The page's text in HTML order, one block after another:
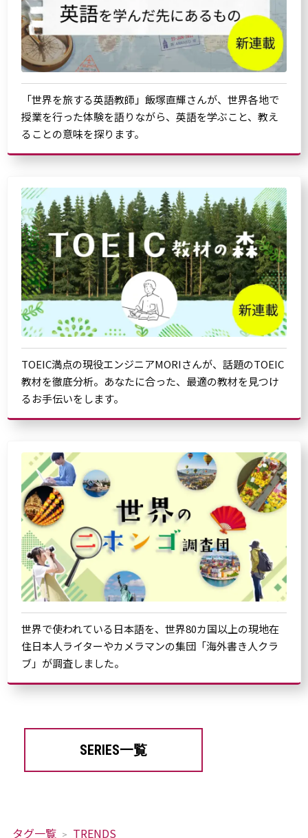
「世界を旅する英語教師」飯塚直輝さんが、世界各地で
授業を行った体験を語りながら、英語を学ぶこと、教え
ることの意味を探ります。
TOEIC満点の現役エンジニアMORIさんが、話題のTOEIC
教材を徹底分析。あなたに合った、最適の教材を見つけ
るお手伝いをします。
世界で使われている日本語を、世界80カ国以上の現地在
住日本人ライターやカメラマンの集団「海外書き人クラ
ブ」が調査しました。
SERIES一覧
タグ一覧 TRENDS